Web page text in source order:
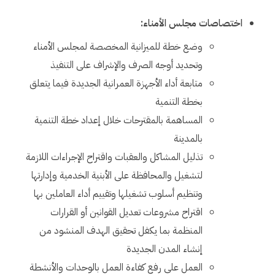
اختصاصات مجلس الأمناء:
وضع خطة للميزانية المخصصة لمجلس الأمناء
وتحديد أوجه الصرف والإشراف على التنفيذ
متابعة أداء الأجهزة العمرانية الجديدة فيما يتعلق
بخطة التنمية
المساهمة بالمقترحات خلال إعداد خطة التنمية
بالمدينة
تذليل المشاكل والعقبات واقتراح الإجراءات اللازمة
لتشغيل والمحافظة على الأبنية الخدمية وإدارتها
وتنظيم أسلوب تشغيلها وتقييم أداء العاملين بها
اقتراح مشروعات تعديل القوانين أو القرارات
المنظمة بما يكفل تحقيق الهدف المنشود من
إنشاء المدن الجديدة
العمل على رفع كفاءة العمل بالوحدات والأنشطة